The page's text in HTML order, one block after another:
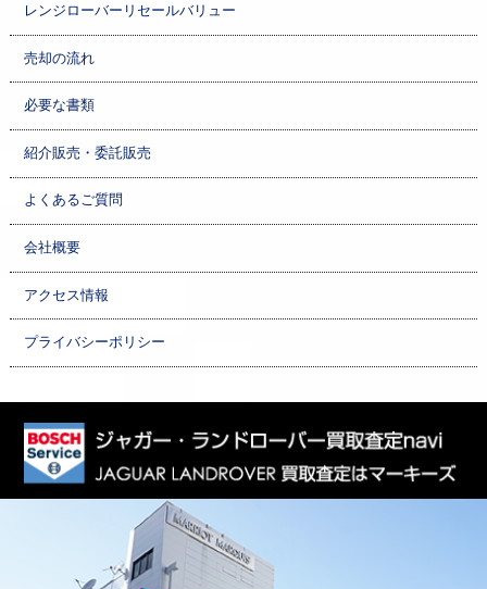
レンジローバーリセールバリュー
売却の流れ
必要な書類
紹介販売・委託販売
よくあるご質問
会社概要
アクセス情報
プライバシーポリシー